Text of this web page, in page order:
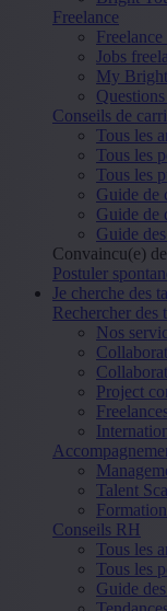
Freelance
Jobs
My
Conseils de
Tous les
Tous les
Tous les
Guide de
Guide de
Guide
Convaincu(e)
Postuler
Je cherche des
Rechercher des
Nos
Project
Talent
Conseils RH
Tous les
Tous les
Guide